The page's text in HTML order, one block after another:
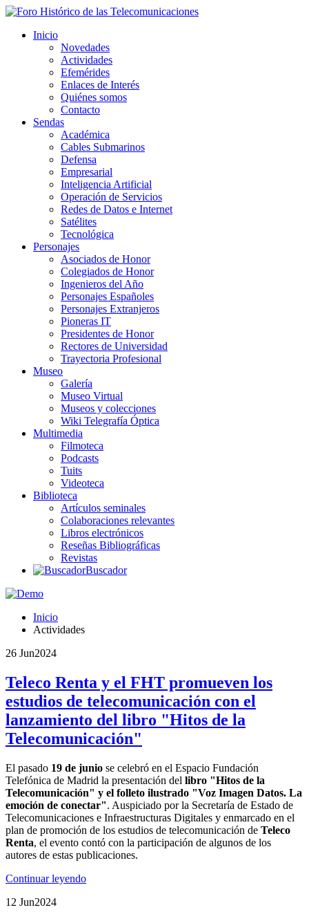
Inicio
Novedades
Actividades
Efemérides
Enlaces de Interés
Quiénes somos
Contacto
Sendas
Académica
Cables Submarinos
Defensa
Empresarial
Inteligencia Artificial
Operación de Servicios
Redes de Datos e Internet
Satélites
Tecnológica
Personajes
Asociados de Honor
Colegiados de Honor
Ingenieros del Año
Personajes Españoles
Personajes Extranjeros
Pioneras IT
Presidentes de Honor
Rectores de Universidad
Trayectoria Profesional
Museo
Galería
Museo Virtual
Museos y colecciones
Wiki Telegrafía Óptica
Multimedia
Filmoteca
Podcasts
Tuits
Videoteca
Biblioteca
Artículos seminales
Colaboraciones relevantes
Libros electrónicos
Reseñas Bibliográficas
Revistas
Buscador
Inicio
Actividades
26 Jun2024
Teleco Renta y el FHT promueven los
estudios de telecomunicación con el
lanzamiento del libro "Hitos de la
Telecomunicación"
El pasado 19 de junio se celebró en el Espacio Fundación
Telefónica de Madrid la presentación del libro "Hitos de la
Telecomunicación" y el folleto ilustrado "Voz Imagen Datos. La
emoción de conectar". Auspiciado por la Secretaría de Estado de
Telecomunicaciones e Infraestructuras Digitales y enmarcado en el
plan de promoción de los estudios de telecomunicación de Teleco
Renta, el evento contó con la participación de algunos de los
autores de estas publicaciones.
Continuar leyendo
12 Jun2024